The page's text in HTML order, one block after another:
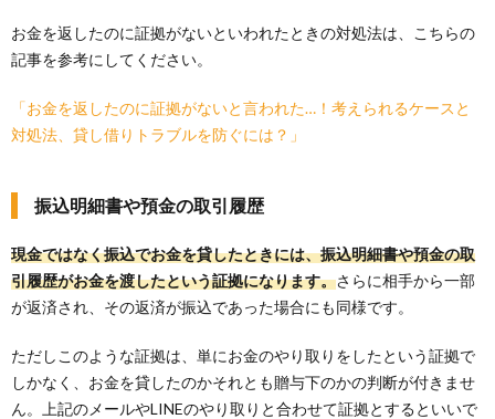
お金を返したのに証拠がないといわれたときの対処法は、こちらの
記事を参考にしてください。
「お金を返したのに証拠がないと言われた…！考えられるケースと
対処法、貸し借りトラブルを防ぐには？」
振込明細書や預金の取引履歴
現金ではなく振込でお金を貸したときには、振込明細書や預金の取
引履歴がお金を渡したという証拠になります。さらに相手から一部
が返済され、その返済が振込であった場合にも同様です。
ただしこのような証拠は、単にお金のやり取りをしたという証拠で
しかなく、お金を貸したのかそれとも贈与下のかの判断が付きませ
ん。上記のメールやLINEのやり取りと合わせて証拠とするといいで